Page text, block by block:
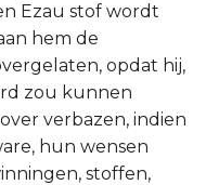
Ezau stof wordt
hem de
opdat hij,
zou kunnen
verbazen, indien
hun wensen
stoffen,